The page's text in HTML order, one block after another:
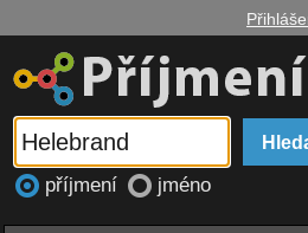
příjmení jméno